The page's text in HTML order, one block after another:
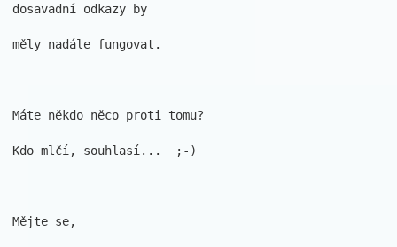
dosavadní odkazy by
měly nadále fungovat.
Máte někdo něco proti tomu?
Kdo mlčí, souhlasí...  ;-)
Mějte se,